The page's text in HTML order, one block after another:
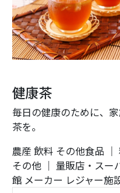
健康茶
毎日の健康のために、
茶を。
農産 飲料 その他食品 ｜
その他 ｜ 量販店・スー
館 メーカー レジャー施